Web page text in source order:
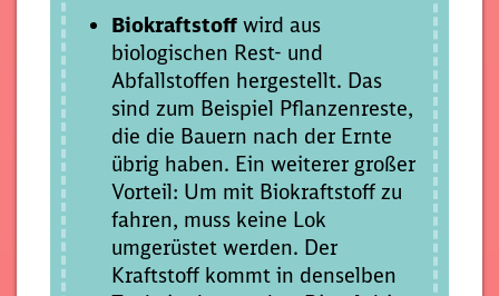
Biokraftstoff wird aus
biologischen Rest- und
Abfallstoffen hergestellt. Das
sind zum Beispiel Pflanzenreste,
die die Bauern nach der Ernte
übrig haben. Ein weiterer großer
Vorteil: Um mit Biokraftstoff zu
fahren, muss keine Lok
umgerüstet werden. Der
Kraftstoff kommt in denselben